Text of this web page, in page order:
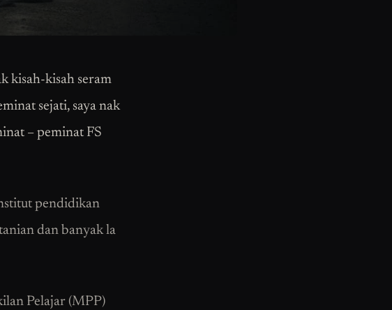
kisah-kisah seram
sejati, saya nak
– peminat FS
pendidikan
dan banyak la
Pelajar (MPP)